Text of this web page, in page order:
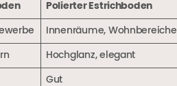
Polierter Estrichboden
Innenräume, Wohnbereiche
Hochglanz, elegant
Gut